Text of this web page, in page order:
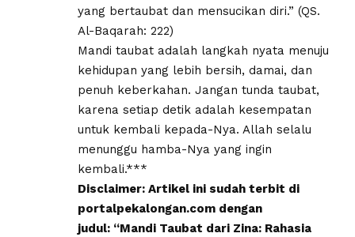
yang bertaubat dan mensucikan diri.” (QS.
Al-Baqarah: 222)
Mandi taubat adalah langkah nyata menuju
kehidupan yang lebih bersih, damai, dan
penuh keberkahan. Jangan tunda taubat,
karena setiap detik adalah kesempatan
untuk kembali kepada-Nya. Allah selalu
menunggu hamba-Nya yang ingin
kembali.***
Disclaimer: Artikel ini sudah terbit di
portalpekalongan.com dengan
judul: “Mandi Taubat dari Zina: Rahasia